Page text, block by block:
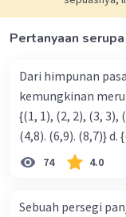
Pertanyaan serupa
Dari himpunan
kemungkinan merupakan ko-
{(1, 1), (2, 2), (3, 3), (4,4)} b. {(1, 2), (2, 3), (3, 4).
74 4.0
Sebuah persegi